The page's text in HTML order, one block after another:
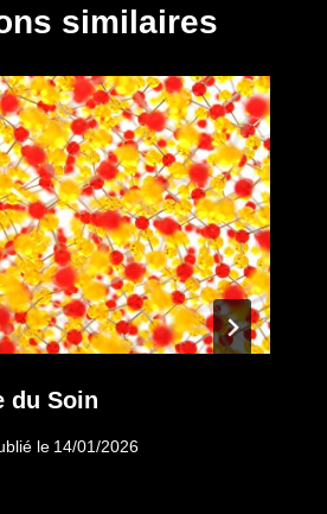
similaires
du Soin
le 14/01/2026